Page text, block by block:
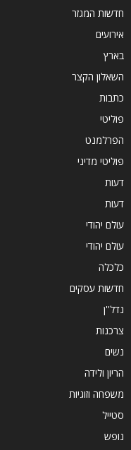
חדשות המגזר
אירועים
בארץ
השאלון הקצר
כתבות
פוליטי
הפרלמנט
פוליטי מדיני
דעות
דעות
עולם יהודי
עולם יהודי
כלכלה
חדשות עסקים
נדל''ן
צרכנות
נשים
הריון ולידה
משפחה וזוגיות
סטייל
נופש